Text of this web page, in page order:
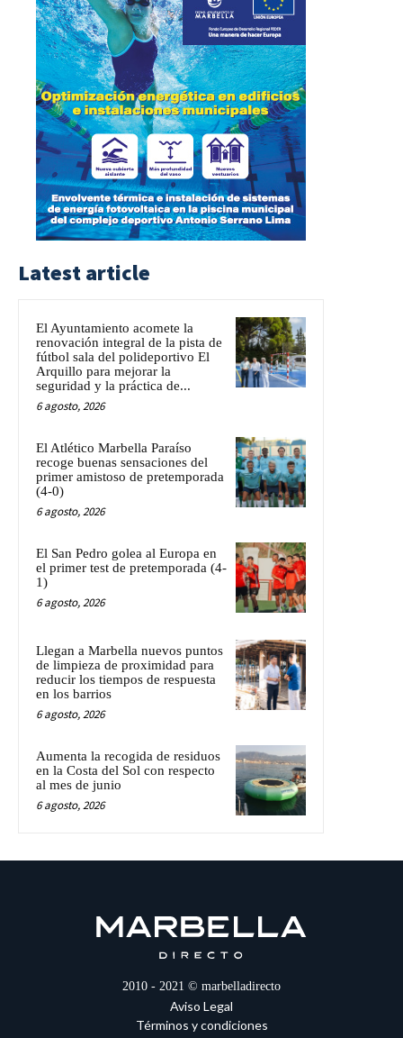
Latest article
El Ayuntamiento acomete la
renovación integral de la pista de
fútbol sala del polideportivo El
Arquillo para mejorar la
seguridad y la práctica de...
6 agosto, 2026
El Atlético Marbella Paraíso
recoge buenas sensaciones del
primer amistoso de pretemporada
(4-0)
6 agosto, 2026
El San Pedro golea al Europa en
el primer test de pretemporada (4-
1)
6 agosto, 2026
Llegan a Marbella nuevos puntos
de limpieza de proximidad para
reducir los tiempos de respuesta
en los barrios
6 agosto, 2026
Aumenta la recogida de residuos
en la Costa del Sol con respecto
al mes de junio
6 agosto, 2026
2010 - 2021 © marbelladirecto
Aviso Legal
Términos y condiciones